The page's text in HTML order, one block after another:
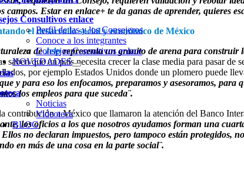
Consultivos enlace
Perfil de las y los Consejeros
Conoce a los integrantes
Consejos Consultivos enlace
NOVEDADES
Noticias
Videoteca
BLOG
campos. Estar en enlace+ te da ganas de aprender, quieres
el desarrollo social y económico de México
de Jelp representa un granito de arena para construir
saben que un país necesita crecer la clase media para pasar
por ejemplo Estados Unidos donde un plomero puede
y para eso los enfocamos, preparamos y asesoramos, para
los empleos para que suceda¨.
contribución a México que llamaron la atención del Banco
los oficios a los que nosotros ayudamos forman una
no declaran impuestos, pero tampoco están protegidos,
en más de una cosa en la parte social¨.